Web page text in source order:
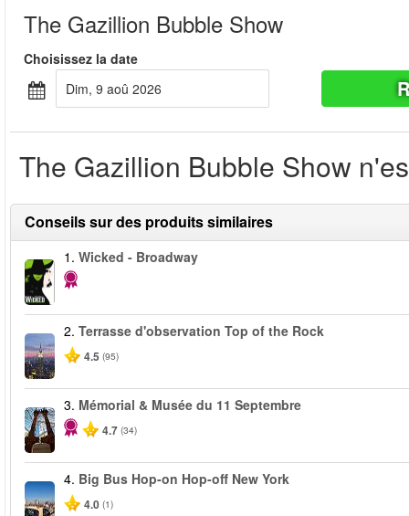
The Gazillion Bubble Show
Choisissez la date
dim, 9 aoû 2026
The Gazillion Bubble Show
Conseils sur des produits similaires
1. Wicked - Broadway
2. Terrasse d'observation Top of the Rock
4.5 (95)
3. Mémorial & Musée du 11 Septembre
4.7 (34)
4. Big Bus Hop-on Hop-off New York
4.0 (1)